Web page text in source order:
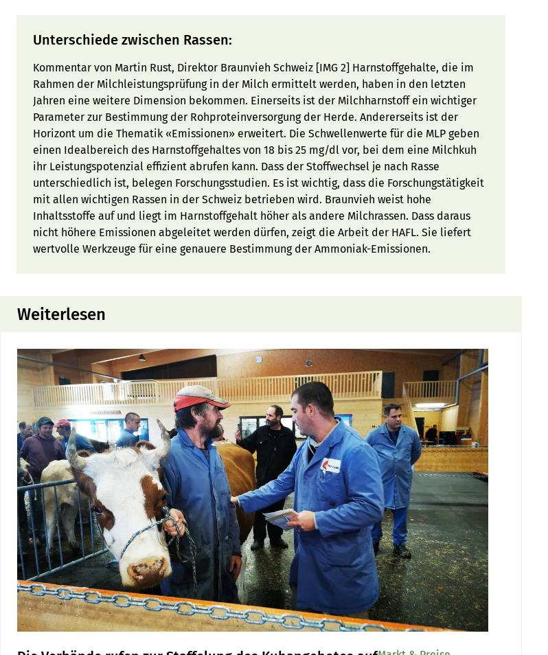
Unterschiede zwischen Rassen:
Kommentar von Martin Rust, Direktor Braunvieh Schweiz [IMG 2] Harnstoffgehalte, die im
Rahmen der Milchleistungsprüfung in der Milch ermittelt werden, haben in den letzten
Jahren eine weitere Dimension bekommen. Einerseits ist der Milchharnstoff ein wichtiger
Parameter zur Bestimmung der Rohproteinversorgung der Herde. Andererseits ist der
Horizont um die Thematik «Emissionen» erweitert. Die Schwellenwerte für die MLP geben
einen Idealbereich des Harnstoffgehaltes von 18 bis 25 mg/dl vor, bei dem eine Milchkuh
ihr Leistungspotenzial effizient abrufen kann. Dass der Stoffwechsel je nach Rasse
unterschiedlich ist, belegen Forschungsstudien. Es ist wichtig, dass die Forschungstätigkeit
mit allen wichtigen Rassen in der Schweiz betrieben wird. Braunvieh weist hohe
Inhaltsstoffe auf und liegt im Harnstoffgehalt höher als andere Milchrassen. Dass daraus
nicht höhere Emissionen abgeleitet werden dürfen, zeigt die Arbeit der HAFL. Sie liefert
wertvolle Werkzeuge für eine genauere Bestimmung der Ammoniak-Emissionen.
Weiterlesen